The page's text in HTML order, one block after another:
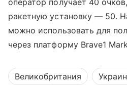
оператор получает 40
ракетную установку — 50.
можно использовать для
через платформу Brave1
Великобритания